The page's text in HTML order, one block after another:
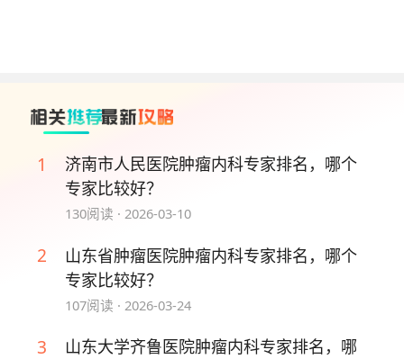
1
济南市人民医院肿瘤内科专家排名，哪个
专家比较好？
130阅读 · 2026-03-10
2
山东省肿瘤医院肿瘤内科专家排名，哪个
专家比较好？
107阅读 · 2026-03-24
3 山东大学齐鲁医院肿瘤内科专家排名，哪